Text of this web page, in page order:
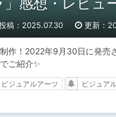
稿：2025.07.30 更新：
作！2022年9月30日に発売
ご紹介✨️
ビジュアルアーツ ビジュア